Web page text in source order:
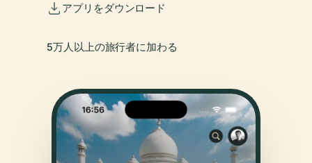
アプリをダウンロード
5万人以上の旅行者に加わる